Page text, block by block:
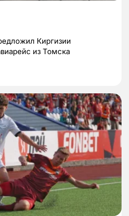
Киргизии
из Томска